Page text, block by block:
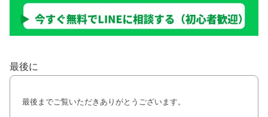
最後に
最後までご覧いただきありがとうございます。